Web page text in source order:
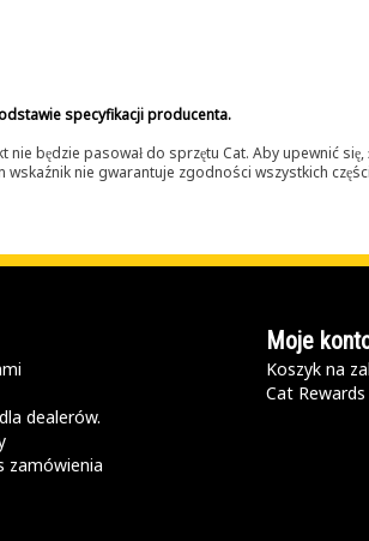
specyfikacji producenta.
będzie pasował do sprzętu Cat. Aby upewnić
nie gwarantuje zgodności wszystkich
dealerów.
zamówienia
Moje
Koszyk na
Cat Rewards